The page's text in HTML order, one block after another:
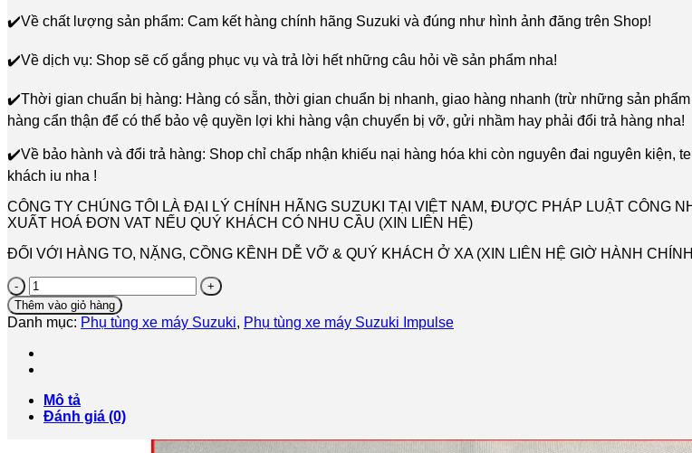
✔️Về chất lượng sản phẩm: Cam kết hàng chính hãng Suzuki và đúng như hình ảnh đăng trên Shop!
✔️Về dịch vụ: Shop sẽ cố gắng phục vụ và trả lời hết những câu hỏi về sản phẩm nha!
✔️Thời gian chuẩn bị hàng: Hàng có sẵn, thời gian chuẩn bị nhanh, giao hàng nhanh (trừ những sản
hàng cẩn thận để có thể bảo vệ quyền lợi khi hàng vận chuyển bị vỡ, gửi nhầm hay phải đổi trả hàng nha!
✔️Về bảo hành và đổi trả hàng: Shop chỉ chấp nhận khiếu nại hàng hóa khi còn nguyên đai nguyên kiện,
khách iu nha !
CÔNG TY CHÚNG TÔI LÀ ĐẠI LÝ CHÍNH HÃNG SUZUKI TẠI VIỆT NAM, ĐƯỢC PHÁP LUẬT CÔNG
XUẤT HOÁ ĐƠN VAT NẾU QUÝ KHÁCH CÓ NHU CẦU (XIN LIÊN HỆ)
ĐỐI VỚI HÀNG TO, NẶNG, CỒNG KỀNH DỄ VỠ & QUÝ KHÁCH Ở XA (XIN LIÊN HỆ GIỜ HÀNH
TAY
THẮNG
HAYATE
.
HAYATE
SS
HAYATE
SC
Thêm vào giỏ hàng
Danh mục: Phụ tùng xe máy Suzuki, Phụ tùng xe máy Suzuki Impulse
Mô tả
Đánh giá (0)